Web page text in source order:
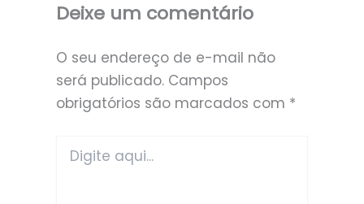
Deixe um comentário
O seu endereço de e-mail não
será publicado. Campos
obrigatórios são marcados com *
aqui...